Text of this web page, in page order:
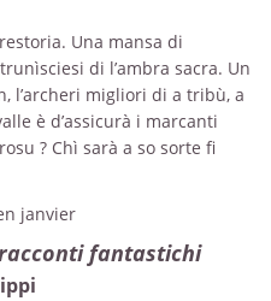
Una mansa di
di l’ambra sacra. Un
l’archeri migliori di a tribù, a
è d’assicurà i marcanti
? Chì sarà a so sorte fi
janvier
fantastichi